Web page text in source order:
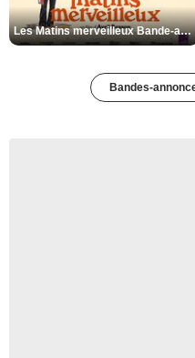
Les Matins merveilleux Bande-annonce VF
Bandes-